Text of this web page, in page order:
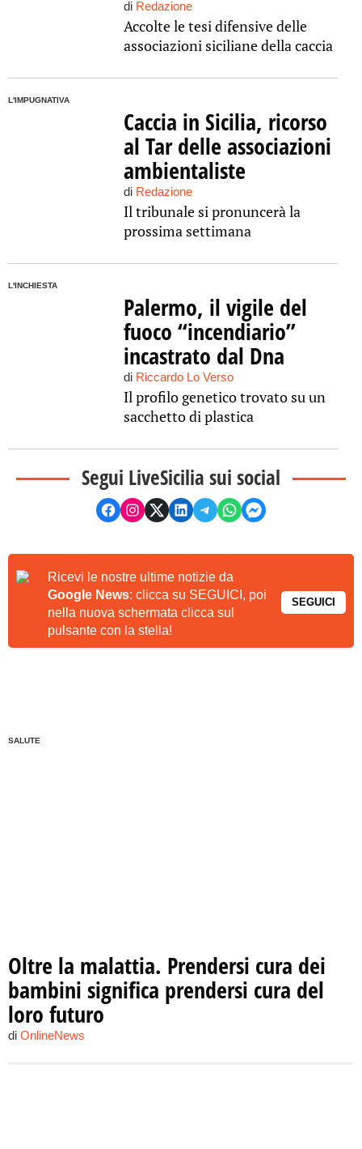
di Redazione
Accolte le tesi difensive delle
associazioni siciliane della caccia
L'IMPUGNATIVA
Caccia in Sicilia, ricorso
al Tar delle associazioni
ambientaliste
di Redazione
Il tribunale si pronuncerà la
prossima settimana
L'INCHIESTA
Palermo, il vigile del
fuoco “incendiario”
incastrato dal Dna
di Riccardo Lo Verso
Il profilo genetico trovato su un
sacchetto di plastica
Segui LiveSicilia sui social
Ricevi le nostre ultime notizie da
Google News: clicca su SEGUICI, poi
nella nuova schermata clicca sul
pulsante con la stella!
SEGUICI
SALUTE
Oltre la malattia. Prendersi cura dei
bambini significa prendersi cura del
loro futuro
di OnlineNews